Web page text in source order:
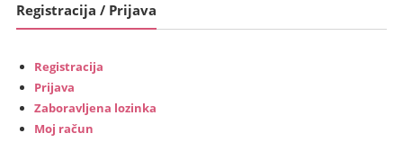
kn).
kn).
Registracija / Prijava
Registracija
Prijava
Zaboravljena lozinka
Moj račun